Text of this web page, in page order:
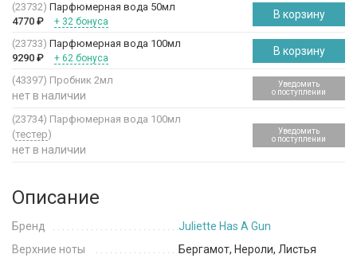
(23732) Парфюмерная вода 50мл
4770 ₽ + 32 бонуса
В корзину
(23733) Парфюмерная вода 100мл
9290 ₽ + 62 бонуса
В корзину
(43397) Пробник 2мл
нет в наличии
Уведомить
о поступлении
(23734) Парфюмерная вода 100мл
(тестер)
нет в наличии
Уведомить
о поступлении
Описание
Бренд
Juliette Has A Gun
Верхние ноты
Бергамот, Нероли, Листья